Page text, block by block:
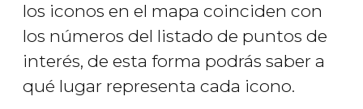
los iconos en el mapa coinciden con
los números del listado de puntos de
interés, de esta forma podrás saber a
qué lugar representa cada icono.